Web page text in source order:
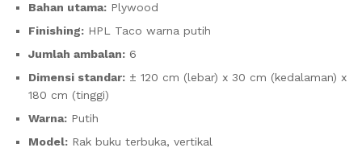
Bahan utama: Plywood
Finishing: HPL Taco warna putih
Jumlah ambalan: 6
Dimensi standar: ± 120 cm (lebar) x 30 cm (kedalaman) x
180 cm (tinggi)
Warna: Putih
Model: Rak buku terbuka, vertikal